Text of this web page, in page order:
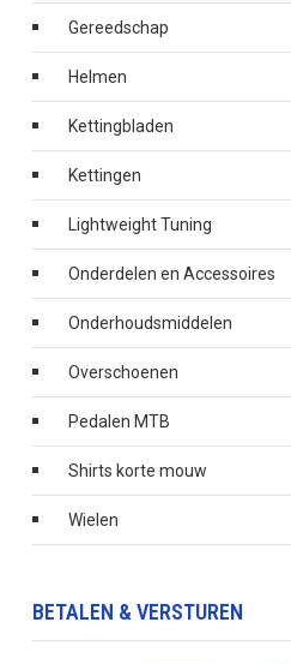
Gereedschap
Helmen
Kettingbladen
Kettingen
Lightweight Tuning
Onderdelen en Accessoires
Onderhoudsmiddelen
Overschoenen
Pedalen MTB
Shirts korte mouw
Wielen
BETALEN & VERSTUREN